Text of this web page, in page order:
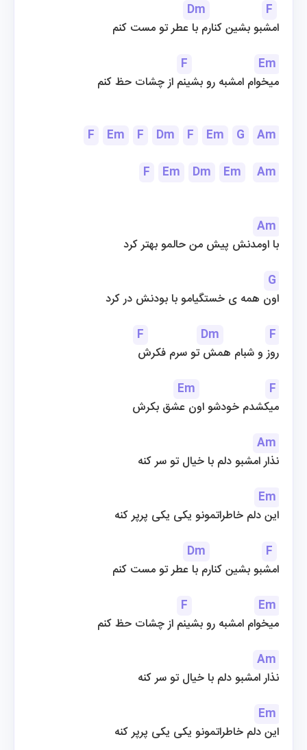
Dm
F
امشبو بشین کنارم با عطر تو مست کنم
F
Em
میخوام امشبه رو بشینم از چشات حظ کنم
F Em F Dm F Em G
Am
F
Em Dm Em Am
Am
با اومدنش پیش من حالمو بهتر کرد
G
اون همه ی خستگیامو با بودنش در کرد
F
Dm
F
روز و شبام همش تو سرم فکرش
Em
F
میکشدم خودشو اون عشق بکرش
Am
نذار امشبو دلم با خیال تو سر کنه
Em
این دلم خاطراتمونو یکی یکی پرپر کنه
Dm
F
امشبو بشین کنارم با عطر تو مست کنم
F
Em
میخوام امشبه رو بشینم از چشات حظ کنم
Am
نذار امشبو دلم با خیال تو سر کنه
Em
این دلم خاطراتمونو یکی یکی پرپر کنه